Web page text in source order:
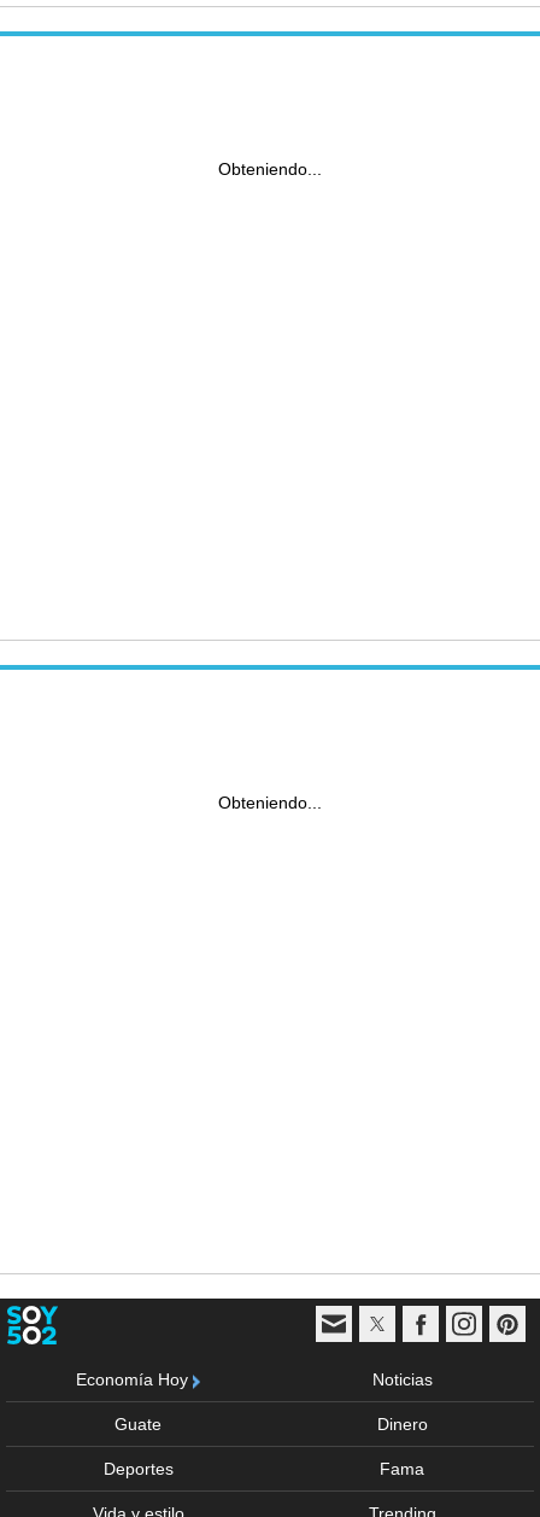
Obteniendo...
Obteniendo...
Economía Hoy Noticias
Guate Dinero
Deportes Fama